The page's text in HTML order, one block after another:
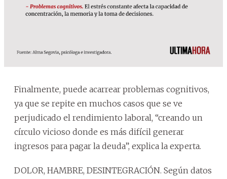
Finalmente, puede acarrear problemas cognitivos,
ya que se repite en muchos casos que se ve
perjudicado el rendimiento laboral, “creando un
círculo vicioso donde es más difícil generar
ingresos para pagar la deuda”, explica la experta.
DOLOR, HAMBRE, DESINTEGRACIÓN. Según datos